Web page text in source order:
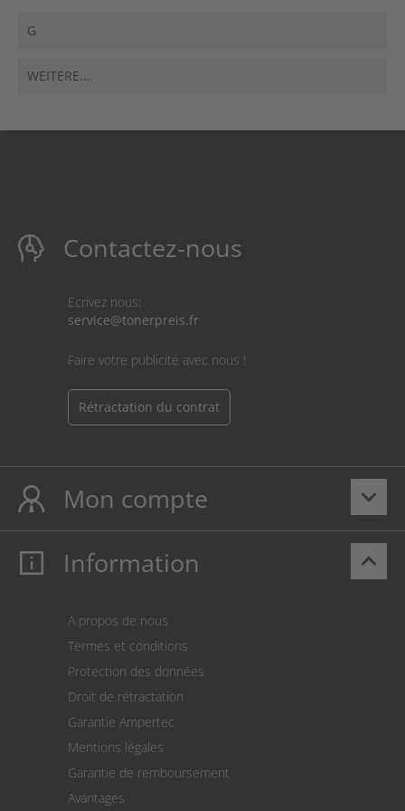
G
WEITERE...
Contactez-nous
Ecrivez nous:
service@tonerpreis.fr
Faire votre publicité avec nous !
Rétractation du contrat
keyboard_arrow_down
Mon compte
Mon compte
Paiement
Le calculateur des frais de port
Paramètres des cookies
keyboard_arrow_up
Information
A propos de nous
Termes et conditions
Protection des données
Droit de rétractation
Garantie Ampertec
Mentions légales
Garantie de remboursement
Avantages